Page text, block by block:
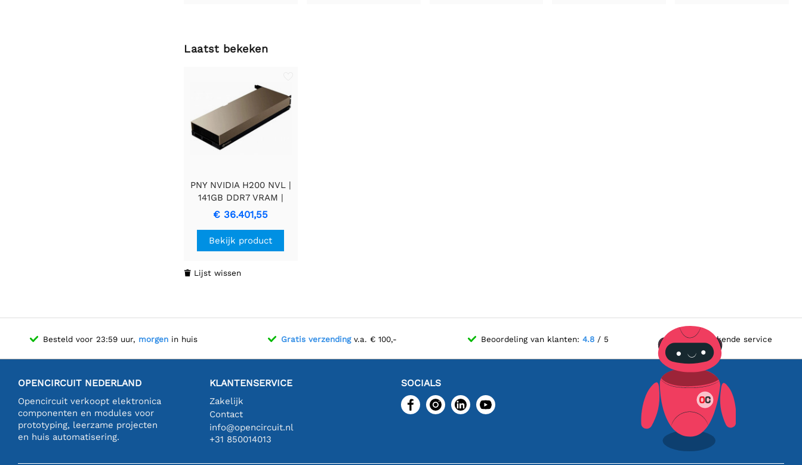
Laatst bekeken
PNY NVIDIA H200 NVL |
141GB DDR7 VRAM |
HBM3e | Videokaart
€ 36.401,55
Bekijk product
 Lijst wissen
Besteld voor 23:59 uur, morgen in huis Gratis verzendingv.a. € 100,- Beoordeling van klanten: 4.8/ 5 Uitstekende service
OPENCIRCUIT NEDERLAND
Opencircuit verkoopt elektronica
componenten en modules voor
prototyping, leerzame projecten
en huis automatisering.
KLANTENSERVICE
Zakelijk
Contact
info@opencircuit.nl
+31 850014013
SOCIALS